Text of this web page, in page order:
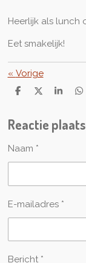
Heerlijk als lunch
Eet smakelijk!
« Vorige
D
e
n
D
l
S
r
e
D
e
n
Reactie
Naam *
E-mailadres *
Bericht *